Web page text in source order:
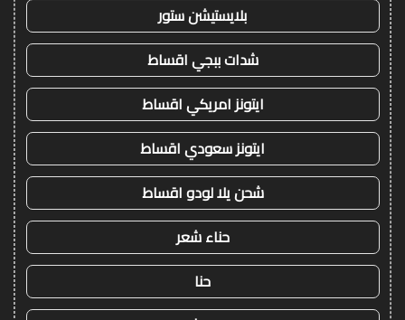
بلايستيشن ستور
شدات ببجي اقساط
ايتونز امريكي اقساط
ايتونز سعودي اقساط
شحن يلا لودو اقساط
حناء شعر
حنا